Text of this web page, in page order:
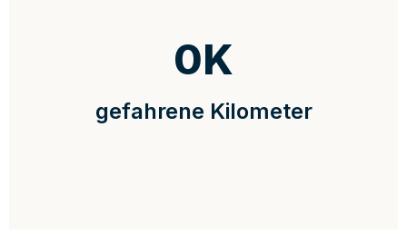
gefahrene Kilometer
0K